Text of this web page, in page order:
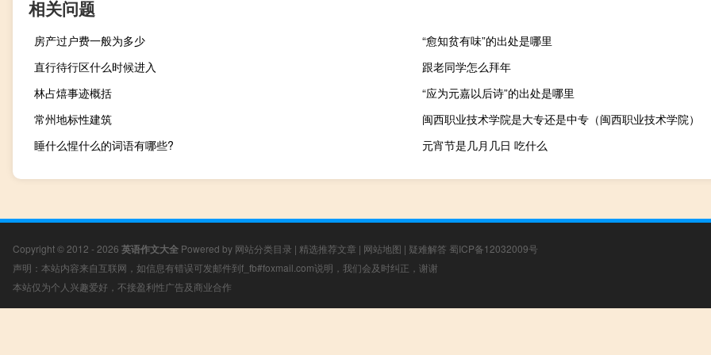
相关问题
房产过户费一般为多少
“愈知贫有味”的出处是哪里
直行待行区什么时候进入
跟老同学怎么拜年
林占熺事迹概括
“应为元嘉以后诗”的出处是哪里
常州地标性建筑
闽西职业技术学院是大专还是中专（闽西职业技术学院）
睡什么惺什么的词语有哪些?
元宵节是几月几日 吃什么
Copyright © 2012 - 2026 英语作文大全 Powered by 网站分类目录 | 精选推荐文章 | 网站地图 | 疑难解答 蜀ICP备12032009号
声明：本站内容来自互联网，如信息有错误可发邮件到f_fb#foxmail.com说明，我们会及时纠正，谢谢
本站仅为个人兴趣爱好，不接盈利性广告及商业合作